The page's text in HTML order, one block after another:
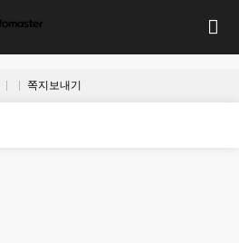
쪽지보내기